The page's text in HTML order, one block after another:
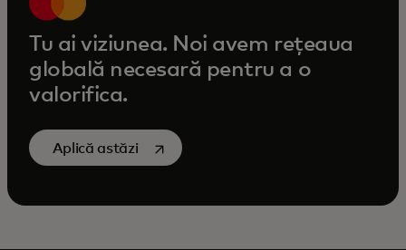
Tu ai viziunea. Noi avem rețeaua
globală necesară pentru a o
valorifica.
Aplică astăzi opens in a new tab